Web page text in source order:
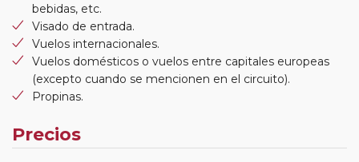
bebidas, etc.
Visado de entrada.
Vuelos internacionales.
Vuelos domésticos o vuelos entre capitales europeas
(excepto cuando se mencionen en el circuito).
Propinas.
Precios